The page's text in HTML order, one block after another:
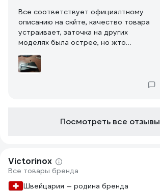
Все соответствует официалтному
описанию на скйте, качество товара
устраивает, заточка на других
моделях была острее, но жто
поправимо, когда появится опять в
продаже керамическая заточка ,,
карандаш,, само лезвие зеркальной
Посмотреть все отзывы
Victorinox
Все товары бренда
Швейцария — родина бренда